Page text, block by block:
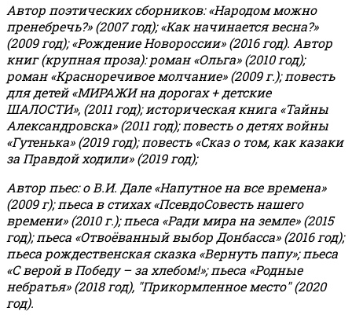
Автор поэтических сборников: «Народом можно
пренебречь?» (2007 год); «Как начинается весна?»
(2009 год); «Рождение Новороссии» (2016 год). Автор
книг (крупная проза): роман «Ольга» (2010 год);
роман «Красноречивое молчание» (2009 г.); повесть
для детей «МИРАЖИ на дорогах + детские
ШАЛОСТИ», (2011 год); историческая книга «Тайны
Александровска» (2011 год); повесть о детях войны
«Гутенька» (2019 год); повесть «Сказ о том, как казаки
за Правдой ходили» (2019 год);
Автор пьес: о В.И. Дале «Напутное на все времена»
(2009 г); пьеса в стихах «ПсевдоСовесть нашего
времени» (2010 г.); пьеса «Ради мира на земле» (2015
год); пьеса «Отвоёванный выбор Донбасса» (2016 год);
пьеса рождественская сказка «Вернуть папу»; пьеса
«С верой в Победу – за хлебом!»;пьеса «Родные
небратья» (2018 год), "Прикормленное место" (2020
год).